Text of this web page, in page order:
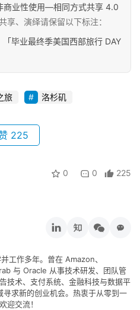
业性使用—相同方式共享 4.0
享、演绎请保留以下标注：
「毕业最终季美国西部旅行 DAY
旅 洛杉矶
225
0 0 225
工作多年。曾在 Amazon、
与 Oracle 从事技术研发、团队管
技术、支付系统、金融科技与数据平
寻求新的创业机会。热衷于从零到一
迎交流！